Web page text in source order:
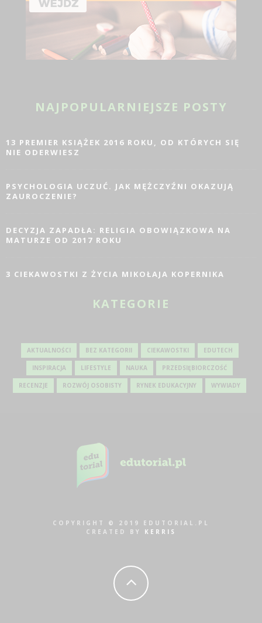
NAJPOPULARNIEJSZE POSTY
13 PREMIER KSIĄŻEK 2016 ROKU, OD KTÓRYCH SIĘ
NIE ODERWIESZ
PSYCHOLOGIA UCZUĆ. JAK MĘŻCZYŹNI OKAZUJĄ
ZAUROCZENIE?
DECYZJA ZAPADŁA: RELIGIA OBOWIĄZKOWA NA
MATURZE OD 2017 ROKU
3 CIEKAWOSTKI Z ŻYCIA MIKOŁAJA KOPERNIKA
KATEGORIE
AKTUALNOŚCI BEZ KATEGORII CIEKAWOSTKI EDUTECH
INSPIRACJA LIFESTYLE NAUKA PRZEDSIĘBIORCZOŚĆ
RECENZJE ROZWÓJ OSOBISTY RYNEK EDUKACYJNY WYWIADY
COPYRIGHT © 2019 EDUTORIAL.PL
CREATED BY KERRIS